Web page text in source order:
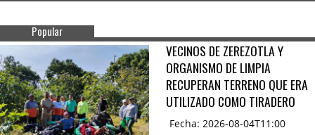
Popular
VECINOS DE ZEREZOTLA Y
ORGANISMO DE LIMPIA
RECUPERAN TERRENO QUE ERA
UTILIZADO COMO TIRADERO
Fecha: 2026-08-04T11:00